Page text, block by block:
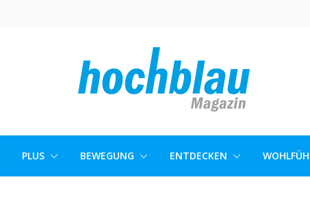
PLUS BEWEGUNG ENTDECKEN